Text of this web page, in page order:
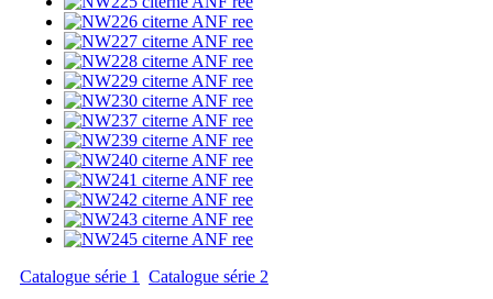
Catalogue série 1 Catalogue série 2